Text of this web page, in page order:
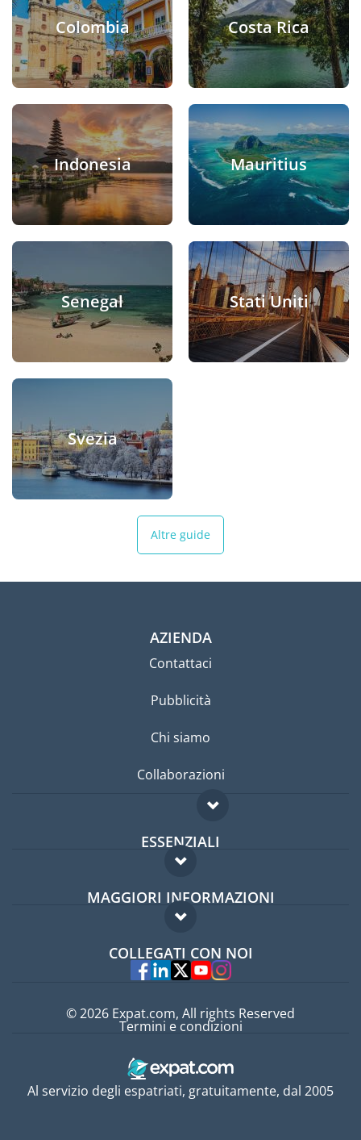
Colombia Costa Rica
Indonesia Mauritius
Senegal Stati Uniti
Svezia
Altre guide
AZIENDA
Contattaci
Pubblicità
Chi siamo
Collaborazioni
ESSENZIALI
Forum per expat
Guida per expat
MAGGIORI INFORMAZIONI
Domande frequenti
Esperti
COLLEGATI CON NOI
Al servizio degli espatriati, gratuitamente, dal 2005
© 2026 Expat.com, All rights Reserved
Termini e condizioni